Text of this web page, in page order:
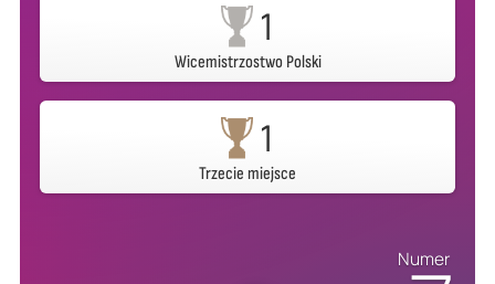
1
Wicemistrzostwo Polski
1
Trzecie miejsce
Numer